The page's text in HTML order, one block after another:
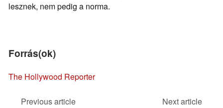
lesznek, nem pedig a norma.
Forrás(ok)
The Hollywood Reporter
Previous article
Next article